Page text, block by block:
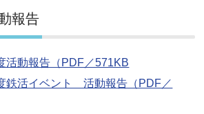
報告
活動報告（PDF／571KB
鉄活イベント 活動報告（PDF／